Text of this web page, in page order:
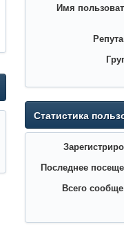
Имя
Статистика
Последнее
Всего